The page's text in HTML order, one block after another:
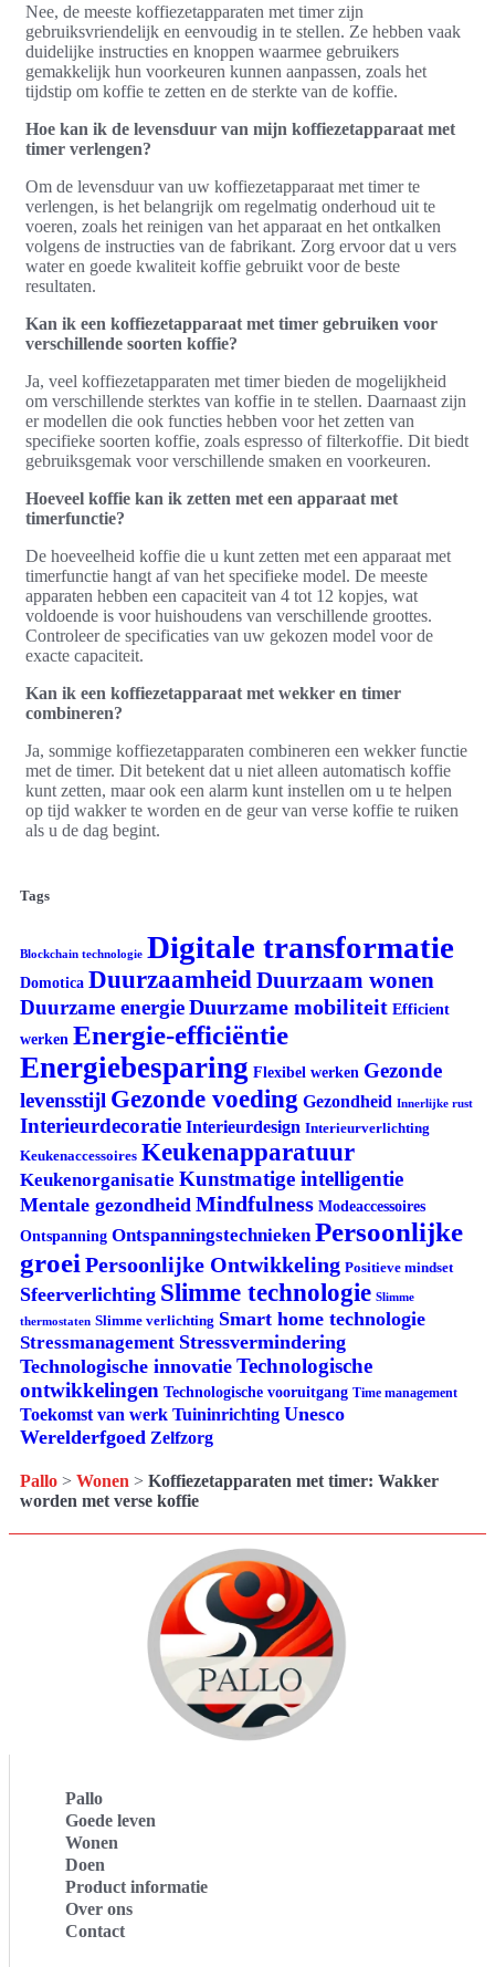
Nee, de meeste koffiezetapparaten met timer zijn
gebruiksvriendelijk en eenvoudig in te stellen. Ze hebben vaak
duidelijke instructies en knoppen waarmee gebruikers
gemakkelijk hun voorkeuren kunnen aanpassen, zoals het
tijdstip om koffie te zetten en de sterkte van de koffie.
Hoe kan ik de levensduur van mijn koffiezetapparaat met
timer verlengen?
Om de levensduur van uw koffiezetapparaat met timer te
verlengen, is het belangrijk om regelmatig onderhoud uit te
voeren, zoals het reinigen van het apparaat en het ontkalken
volgens de instructies van de fabrikant. Zorg ervoor dat u vers
water en goede kwaliteit koffie gebruikt voor de beste
resultaten.
Kan ik een koffiezetapparaat met timer gebruiken voor
verschillende soorten koffie?
Ja, veel koffiezetapparaten met timer bieden de mogelijkheid
om verschillende sterktes van koffie in te stellen. Daarnaast zijn
er modellen die ook functies hebben voor het zetten van
specifieke soorten koffie, zoals espresso of filterkoffie. Dit biedt
gebruiksgemak voor verschillende smaken en voorkeuren.
Hoeveel koffie kan ik zetten met een apparaat met
timerfunctie?
De hoeveelheid koffie die u kunt zetten met een apparaat met
timerfunctie hangt af van het specifieke model. De meeste
apparaten hebben een capaciteit van 4 tot 12 kopjes, wat
voldoende is voor huishoudens van verschillende groottes.
Controleer de specificaties van uw gekozen model voor de
exacte capaciteit.
Kan ik een koffiezetapparaat met wekker en timer
combineren?
Ja, sommige koffiezetapparaten combineren een wekker functie
met de timer. Dit betekent dat u niet alleen automatisch koffie
kunt zetten, maar ook een alarm kunt instellen om u te helpen
op tijd wakker te worden en de geur van verse koffie te ruiken
als u de dag begint.
Tags
Blockchain technologie Digitale transformatie
Domotica Duurzaamheid Duurzaam wonen
Duurzame energieDuurzame mobiliteit Efficient
werken Energie-efficiëntie
Energiebesparing Flexibel werken Gezonde
levensstijl Gezonde voeding Gezondheid Innerlijke rust
Interieurdecoratie Interieurdesign Interieurverlichting
Keukenaccessoires Keukenapparatuur
Keukenorganisatie Kunstmatige intelligentie
Mentale gezondheid Mindfulness Modeaccessoires
Ontspanning Ontspanningstechnieken Persoonlijke
groei Persoonlijke Ontwikkeling Positieve mindset
Sfeerverlichting Slimme technologie Slimme
thermostaten Slimme verlichting Smart home technologie
Stressmanagement Stressvermindering
Technologische innovatie Technologische
ontwikkelingen Technologische vooruitgang Time management
Toekomst van werk Tuininrichting Unesco
Werelderfgoed Zelfzorg
Pallo > Wonen > Koffiezetapparaten met timer: Wakker
worden met verse koffie
Pallo
Goede leven
Wonen
Doen
Product informatie
Over ons
Contact